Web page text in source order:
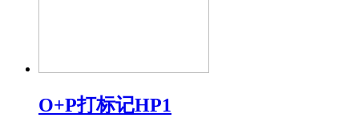
O+P打标记HP1